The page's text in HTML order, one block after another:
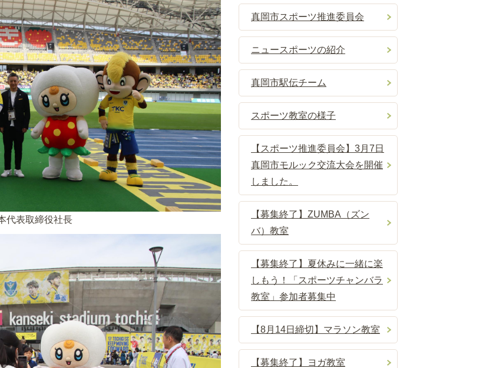
代表取締役社長
真岡市スポーツ推進委員会
ニュースポーツの紹介
真岡市駅伝チーム
スポーツ教室の様子
【スポーツ推進委員会】3月7日
真岡市モルック交流大会を開催
しました。
【募集終了】ZUMBA（ズン
バ）教室
【募集終了】夏休みに一緒に楽
しもう！「スポーツチャンバラ
教室」参加者募集中
【8月14日締切】マラソン教室
【募集終了】ヨガ教室